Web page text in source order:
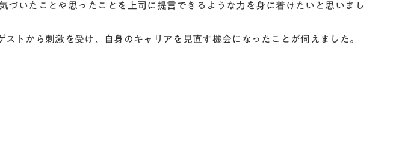
づいたことや思ったことを上司に提言できるような力を身に着けたいと思いまし
トから刺激を受け、自身のキャリアを見直す機会になったことが伺えました。